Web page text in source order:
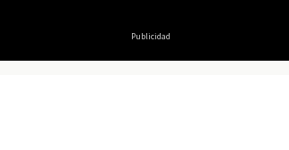
Publicidad